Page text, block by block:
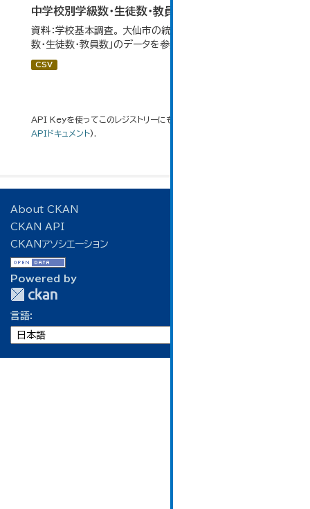
中学校別学級数・生徒数・教員数
資料：学校基本調査。 大仙市の統計「14-6 中学校別学級
数・生徒数・教員数」のデータを参照しています。
CSV
API Keyを使ってこのレジストリーにもアクセス可能です
APIドキュメント).
About CKAN
CKAN API
CKANアソシエーション
Powered by
言語